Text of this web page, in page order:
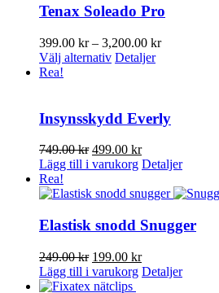
har
flera
varianter.
De
olika
väljas
på
Tenax Soleado Pro
399.00 kr – 3,200.00 krPrisintervall:
Välj alternativ Den
flera
varianter.
De
olika
alternativen
kan
väljas
på
produktsidan
Detaljer
Rea!
Insynsskydd Everly
749.00kr Det
ursprungliga
var:
499.00 krDet
nuvarande
är:
Lägg till i varukorg Detaljer
Rea!
Elastisk snodd Snugger
249.00kr Det
ursprungliga
priset
199.00 krDet
nuvarande
Lägg till i varukorg Detaljer